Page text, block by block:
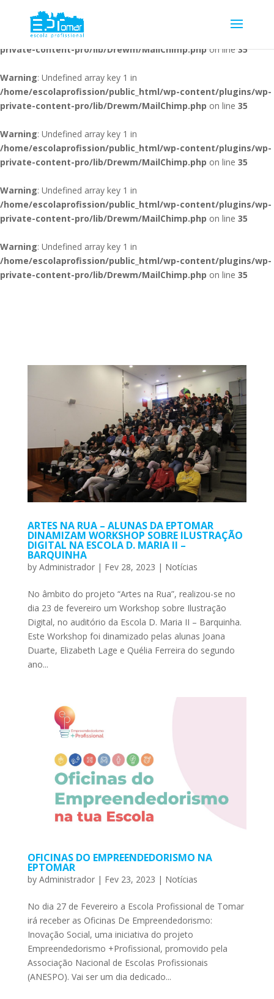
Warning: Undefined array key 1 in
/home/escolaprofission/public_html/wp-content/plugins/wp-
private-content-pro/lib/Drewm/MailChimp.phpon line35
Warning: Undefined array key 1 in
/home/escolaprofission/public_html/wp-content/plugins/wp-
private-content-pro/lib/Drewm/MailChimp.php on line 35
Warning: Undefined array key 1 in
/home/escolaprofission/public_html/wp-content/plugins/wp-
private-content-pro/lib/Drewm/MailChimp.php on line 35
Warning: Undefined array key 1 in
/home/escolaprofission/public_html/wp-content/plugins/wp-
private-content-pro/lib/Drewm/MailChimp.php on line 35
Warning: Undefined array key 1 in
/home/escolaprofission/public_html/wp-content/plugins/wp-
private-content-pro/lib/Drewm/MailChimp.php on line 35
ARTES NA RUA – ALUNAS DA EPTOMAR
DINAMIZAM WORKSHOP SOBRE ILUSTRAÇÃO
DIGITAL NA ESCOLA D. MARIA II –
BARQUINHA
by Administrador| Fev 28, 2023 | Notícias
No âmbito do projeto “Artes na Rua”, realizou-se no
dia 23 de fevereiro um Workshop sobre Ilustração
Digital, no auditório da Escola D. Maria II – Barquinha.
Este Workshop foi dinamizado pelas alunas Joana
Duarte, Elizabeth Lage e Quélia Ferreira do segundo
ano...
OFICINAS DO EMPREENDEDORISMO NA
EPTOMAR
by Administrador| Fev 23, 2023 | Notícias
No dia 27 de Fevereiro a Escola Profissional de Tomar
irá receber as Oficinas De Empreendedorismo:
Inovação Social, uma iniciativa do projeto
Empreendedorismo +Profissional, promovido pela
Associação Nacional de Escolas Profissionais
(ANESPO). Vai ser um dia dedicado...